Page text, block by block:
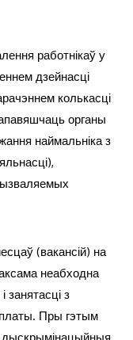
работнікаў у
дзейнасці
колькасці
органы
наймальніка з
(вакансій) на
неабходна
занятасці з
Пры гэтым